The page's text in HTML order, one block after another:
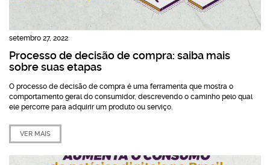
setembro 27, 2022
Processo de decisão de compra: saiba mais
sobre suas etapas
O processo de decisão de compra é uma ferramenta que mostra o
comportamento geral do consumidor, descrevendo o caminho pelo qual
ele percorre para adquirir um produto ou serviço.
VER MAIS